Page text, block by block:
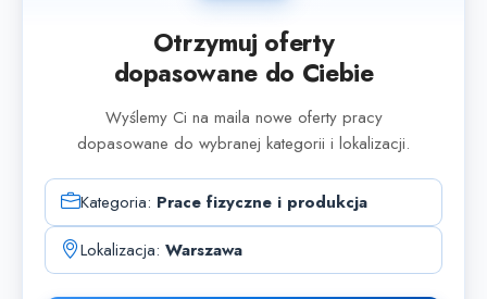
Otrzymuj oferty
dopasowane do Ciebie
Wyślemy Ci na maila nowe oferty pracy
dopasowane do wybranej kategorii i lokalizacji.
Kategoria: Prace fizyczne i produkcja
Lokalizacja: Warszawa